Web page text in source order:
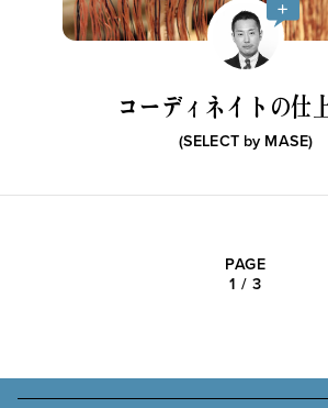
コーディネイトの仕
(SELECT by MASE)
PAGE
1 /3